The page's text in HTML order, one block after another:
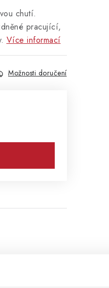
chutí.
pracující,
Více informací
Možnosti doručení